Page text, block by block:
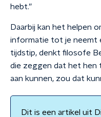
hebt.”
Daarbij kan het helpen
informatie tot je neemt
tijdstip, denkt filosofe
die zeggen dat het hen
aan kunnen, zou dat
Dit is een artikel uit